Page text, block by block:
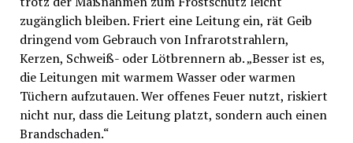
zugänglich bleiben. Friert eine Leitung ein, rät Geib
dringend vom Gebrauch von Infrarotstrahlern,
Kerzen, Schweiß- oder Lötbrennern ab. „Besser ist es,
die Leitungen mit warmem Wasser oder warmen
Tüchern aufzutauen. Wer offenes Feuer nutzt, riskiert
nicht nur, dass die Leitung platzt, sondern auch einen
Brandschaden.“